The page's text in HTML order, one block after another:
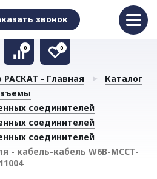
звонок
список сравнения
0
избранное
0
РАСКАТ - Главная
Каталог
соединителей
соединителей
соединителей
- кабель-кабель W6B-MCCT-